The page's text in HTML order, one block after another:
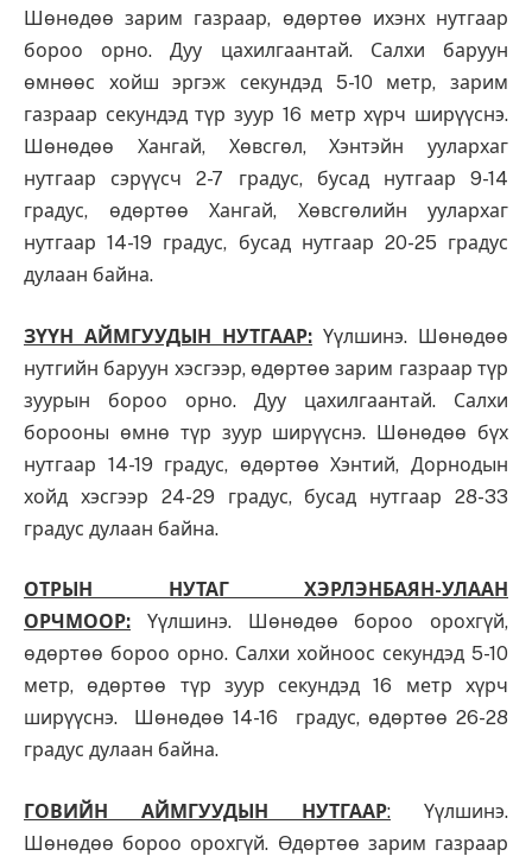
Шөнөдөө зарим газраар, өдөртөө ихэнх нутгаар
бороо орно. Дуу цахилгаантай. Салхи баруун
өмнөөс хойш эргэж секундэд 5-10 метр, зарим
газраар секундэд түр зуур 16 метр хүрч ширүүснэ.
Шөнөдөө Хангай, Хөвсгөл, Хэнтэйн уулархаг
нутгаар сэрүүсч 2-7 градус, бусад нутгаар 9-14
градус, өдөртөө Хангай, Хөвсгөлийн уулархаг
нутгаар 14-19 градус, бусад нутгаар 20-25 градус
дулаан байна.
ЗҮҮН АЙМГУУДЫН НУТГААР: Үүлшинэ. Шөнөдөө
нутгийн баруун хэсгээр, өдөртөө зарим газраар түр
зуурын бороо орно. Дуу цахилгаантай. Салхи
борооны өмнө түр зуур ширүүснэ. Шөнөдөө бүх
нутгаар 14-19 градус, өдөртөө Хэнтий, Дорнодын
хойд хэсгээр 24-29 градус, бусад нутгаар 28-33
градус дулаан байна.
ОТРЫН НУТАГ ХЭРЛЭНБАЯН-УЛААН
ОРЧМООР: Үүлшинэ. Шөнөдөө бороо орохгүй,
өдөртөө бороо орно. Салхи хойноос секундэд 5-10
метр, өдөртөө түр зуур секундэд 16 метр хүрч
ширүүснэ. Шөнөдөө 14-16 градус, өдөртөө 26-28
градус дулаан байна.
ГОВИЙН АЙМГУУДЫН НУТГААР: Үүлшинэ.
Шөнөдөө бороо орохгүй. Өдөртөө зарим газраар